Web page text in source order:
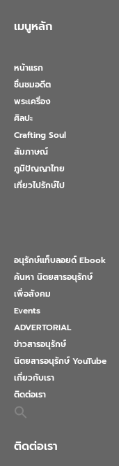
เมนูหลัก
หน้าแรก
ชื่นชมอดีต
พระเครื่อง
ศิลปะ
Crafting Soul
สัมภาษณ์
ภูมิปัญญาไทย
เที่ยวไปรักษ์ไป
อนุรักษ์แท็บลอยด์ Ebook
ค้นหา นิตยสารอนุรักษ์
เพื่อสังคม
Events
ADVERTORIAL
ข่าวสารอนุรักษ์
นิตยสารอนุรักษ์ YouTube
เกี่ยวกับเรา
ติดต่อเรา
Search
for:
ติดต่อเรา